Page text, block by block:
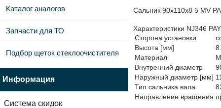
Сальник 90х110х8 5 MV
Характеристики NJ346
Сторона установки
Высота [мм]
Материал
Внутренний диаметр
Наружный диаметр [мм]
Тип сальника вала
Направление вращения
Каталог аналогов
Запчасти для ТО
Подбор щеток стеклоочистителя
Информация
Система скидок